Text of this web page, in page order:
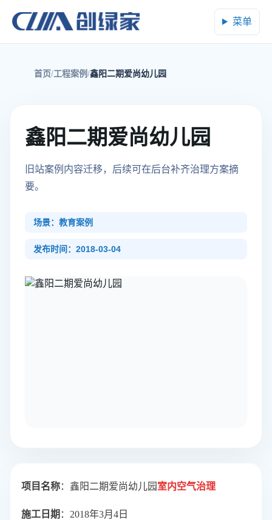
菜单
首页 工程案例 鑫阳二期爱尚幼儿园
鑫阳二期爱尚幼儿园
旧站案例内容迁移，后续可在后台补齐治理方案摘
要。
场景：教育案例
发布时间：2018-03-04
项目名称：鑫阳二期爱尚幼儿园 室内空气治理
施工日期 ：2018年3月4日